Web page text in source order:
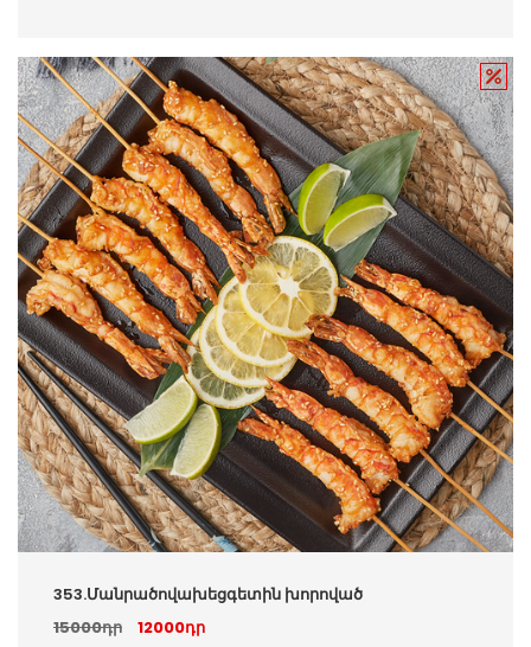
353.Մանրածովախեցգետին խորոված
15000դր
12000դր